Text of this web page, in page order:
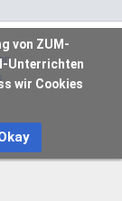
von ZUM-
Unterrichten
wir Cookies